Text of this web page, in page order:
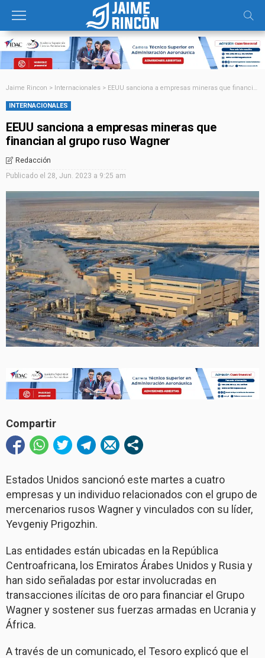
Jaime Rincon > Internacionales > EEUU sanciona a empresas mineras que financian al grupo ruso Wagner
INTERNACIONALES
EEUU sanciona a empresas mineras que
financian al grupo ruso Wagner
Redacción
Publicado el 28, Jun. 2023 a 9:25 am
Compartir
Estados Unidos sancionó este martes a cuatro
empresas y un individuo relacionados con el grupo de
mercenarios rusos Wagner y vinculados con su líder,
Yevgeniy Prigozhin.
Las entidades están ubicadas en la República
Centroafricana, los Emiratos Árabes Unidos y Rusia y
han sido señaladas por estar involucradas en
transacciones ilícitas de oro para financiar el Grupo
Wagner y sostener sus fuerzas armadas en Ucrania y
África.
A través de un comunicado, el Tesoro explicó que el